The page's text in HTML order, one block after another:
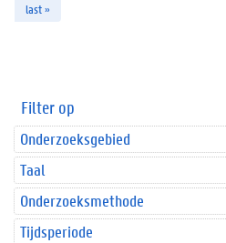
last »
Filter op
Onderzoeksgebied
Taal
Onderzoeksmethode
Tijdsperiode